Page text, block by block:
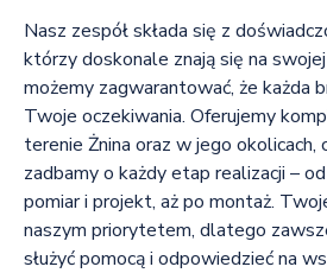
Nasz zespół składa się z
którzy doskonale znają się na
możemy zagwarantować, że każda
Twoje oczekiwania. Oferujemy
terenie Żnina oraz w jego okolicach,
zadbamy o każdy etap realizacji –
pomiar i projekt, aż po montaż.
naszym priorytetem, dlatego
służyć pomocą i odpowiedzieć na